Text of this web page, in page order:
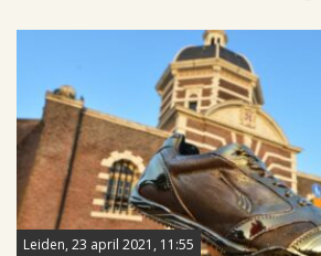
Leiden, 23 april 2021, 11:55